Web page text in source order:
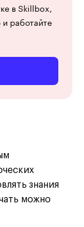
в Skillbox,
работайте
знания
можно